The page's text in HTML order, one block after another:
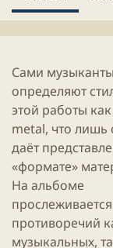
Сами музыканты
определяют
этой работы
metal, что лишь
даёт
«формате»
На альбоме
противоречий
музыкальных,